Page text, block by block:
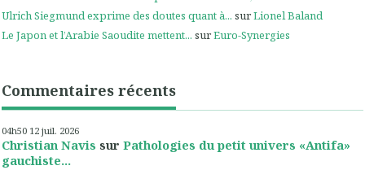
Ulrich Siegmund exprime des doutes quant à... surLionel Baland
Le Japon et l’Arabie Saoudite mettent... surEuro-Synergies
Commentaires récents
04h50 12 juil. 2026
Christian Navis sur Pathologies du petit univers «Antifa»
gauchiste...